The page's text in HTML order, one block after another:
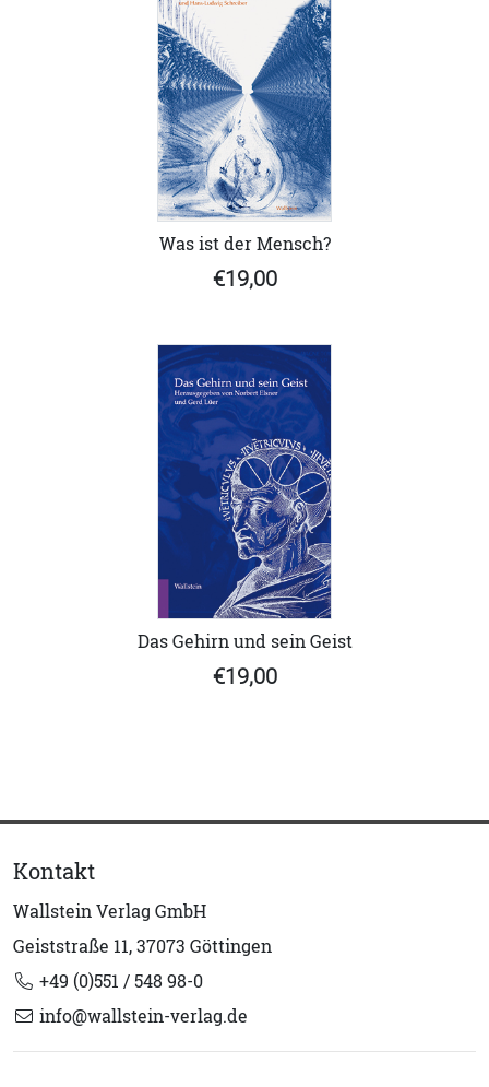
Was ist der Mensch?
€19,00
Das Gehirn und sein Geist
€19,00
Kontakt
Wallstein Verlag GmbH
Geiststraße 11, 37073 Göttingen
+49 (0)551 / 548 98-0
info@wallstein-verlag.de